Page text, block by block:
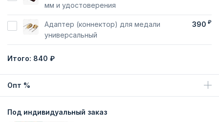
мм и удостоверения
Адаптер (коннектор) для медали
универсальный
390 ₽
Итого: 840 ₽
Опт %
Под индивидуальный заказ